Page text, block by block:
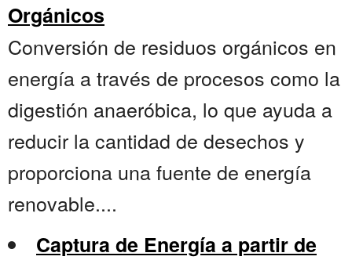
Orgánicos
Conversión de residuos orgánicos en
energía a través de procesos como la
digestión anaeróbica, lo que ayuda a
reducir la cantidad de desechos y
proporciona una fuente de energía
renovable....
Captura de Energía a partir de